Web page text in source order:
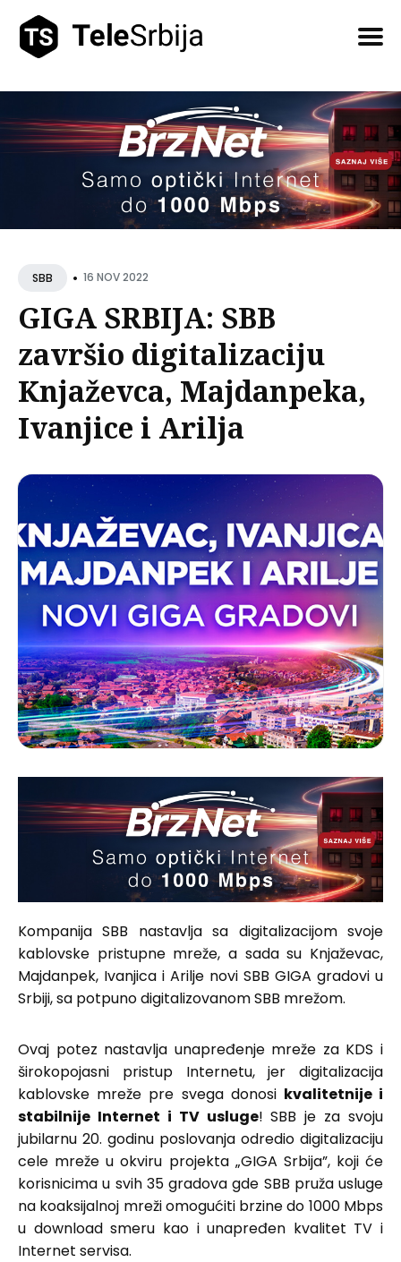
SBB • 16 NOV 2022
GIGA SRBIJA: SBB
završio digitalizaciju
Knjaževca, Majdanpeka,
Ivanjice i Arilja
Kompanija SBB nastavlja sa digitalizacijom svoje
kablovske pristupne mreže, a sada su Knjaževac,
Majdanpek, Ivanjica i Arilje novi SBB GIGA gradovi u
Srbiji, sa potpuno digitalizovanom SBB mrežom.
Ovaj potez nastavlja unapređenje mreže za KDS i
širokopojasni pristup Internetu, jer digitalizacija
kablovske mreže pre svega donosi kvalitetnije i
stabilnije Internet i TV usluge! SBB je za svoju
jubilarnu 20. godinu poslovanja odredio digitalizaciju
cele mreže u okviru projekta „GIGA Srbija”, koji će
korisnicima u svih 35 gradova gde SBB pruža usluge
na koaksijalnoj mreži omogućiti brzine do 1000 Mbps
u download smeru kao i unapređen kvalitet TV i
Internet servisa.